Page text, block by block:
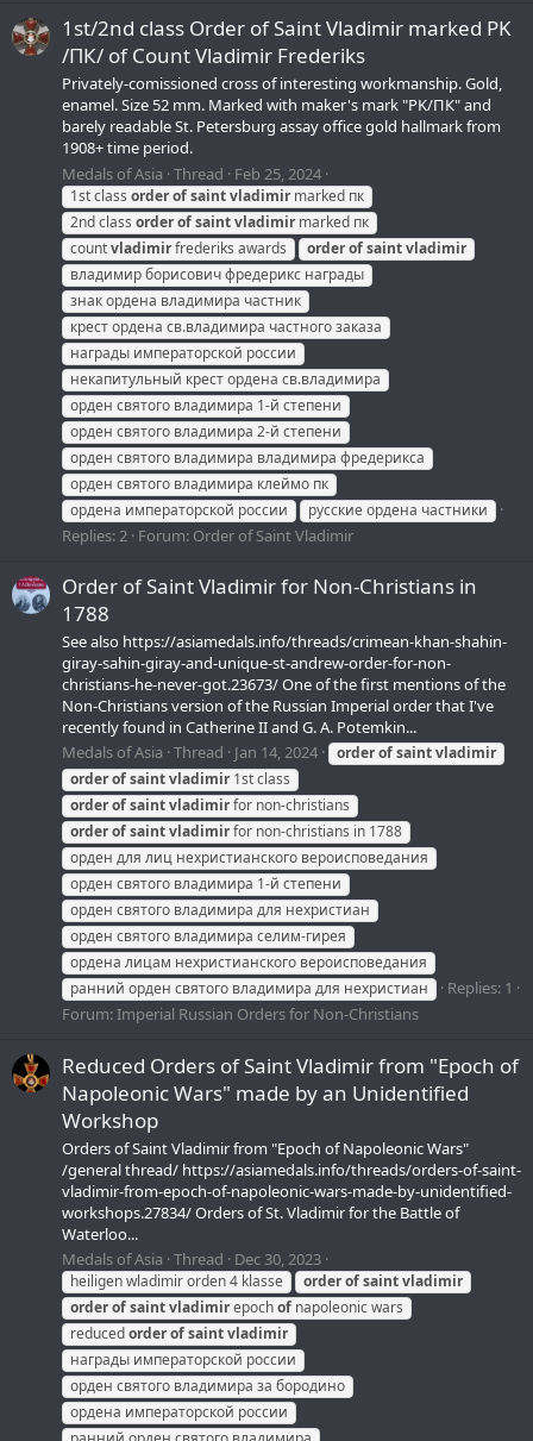
1st/2nd class Order of Saint Vladimir marked PK
/ПК/ of Count Vladimir Frederiks
Privately-comissioned cross of interesting workmanship. Gold,
enamel. Size 52 mm. Marked with maker's mark "PK/ПК" and
barely readable St. Petersburg assay office gold hallmark from
1908+ time period.
Medals of Asia Thread Feb 25, 2024
1st class orderofsaintvladimirmarked пк
2nd class orderofsaintvladimirmarked пк
countvladimirfrederiks awards orderofsaintvladimir
владимир борисович фредерикс награды
знак ордена владимира частник
крест ордена св.владимира частного заказа
награды императорской россии
некапитульный крест ордена св.владимира
орден святого владимира 1-й степени
орден святого владимира 2-й степени
орден святого владимира владимира фредерикса
орден святого владимира клеймо пк
ордена императорской россии
русские ордена частники
Replies: 2 Forum: Order of Saint Vladimir
Order of Saint Vladimir for Non-Christians in
1788
See also https://asiamedals.info/threads/crimean-khan-shahin-
giray-sahin-giray-and-unique-st-andrew-order-for-non-
christians-he-never-got.23673/ One of the first mentions of the
Non-Christians version of the Russian Imperial order that I've
recently found in Catherine II and G. A. Potemkin...
Medals of Asia Thread Jan 14, 2024 orderofsaintvladimir
orderofsaintvladimir1st class
orderofsaintvladimirfor non-christians
orderofsaintvladimirfor non-christians in 1788
орден для лиц нехристианского вероисповедания
орден святого владимира 1-й степени
орден святого владимира для нехристиан
орден святого владимира селим-гирея
ордена лицам нехристианского вероисповедания
ранний орден святого владимира для нехристиан
Replies: 1
Forum:Imperial Russian Orders for Non-Christians
Reduced Orders of Saint Vladimir from "Epoch of
Napoleonic Wars" made by an Unidentified
Workshop
Orders of Saint Vladimir from "Epoch of Napoleonic Wars"
/general thread/ https://asiamedals.info/threads/orders-of-saint-
vladimir-from-epoch-of-napoleonic-wars-made-by-unidentified-
workshops.27834/ Orders of St. Vladimir for the Battle of
Waterloo...
Medals of Asia Thread Dec 30, 2023
heiligen wladimir orden 4 klasse orderofsaintvladimir
orderofsaintvladimirepochof napoleonic wars
reducedorderofsaintvladimir
награды императорской россии
орден святого владимира за бородино
ордена императорской россии